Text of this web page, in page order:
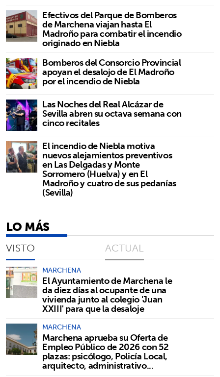
Efectivos del Parque de Bomberos
de Marchena viajan hasta El
Madroño para combatir el incendio
originado en Niebla
Bomberos del Consorcio Provincial
apoyan el desalojo de El Madroño
por el incendio de Niebla
Las Noches del Real Alcázar de
Sevilla abren su octava semana con
cinco recitales
El incendio de Niebla motiva
nuevos alejamientos preventivos
en Las Delgadas y Monte
Sorromero (Huelva) y en El
Madroño y cuatro de sus pedanías
(Sevilla)
LO MÁS
VISTO ACTUAL
MARCHENA
El Ayuntamiento de Marchena le
da diez días al ocupante de una
vivienda junto al colegio 'Juan
XXIII' para que la desaloje
MARCHENA
Marchena aprueba su Oferta de
Empleo Público de 2026 con 52
plazas: psicólogo, Policía Local,
arquitecto, administrativo...